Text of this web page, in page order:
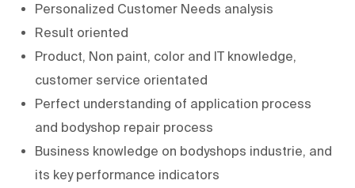
Personalized Customer Needs analysis
Result oriented
Product, Non paint, color and IT knowledge,
customer service orientated
Perfect understanding of application process
and bodyshop repair process
Business knowledge on bodyshops industrie, and
its key performance indicators